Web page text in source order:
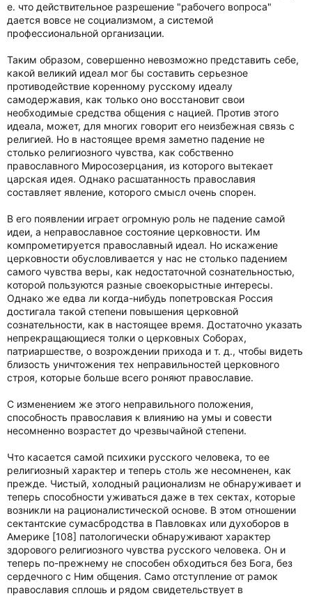
е. что действительное разрешение "рабочего вопроса"
дается вовсе не социализмом, а системой
профессиональной организации.
Таким образом, совершенно невозможно представить себе,
какой великий идеал мог бы составить серьезное
противодействие коренному русскому идеалу
самодержавия, как только оно восстановит свои
необходимые средства общения с нацией. Против этого
идеала, может, для многих говорит его неизбежная связь с
религией. Но в настоящее время заметно падение не
столько религиозного чувства, как собственно
православного Миросозерцания, из которого вытекает
царская идея. Однако расшатанность православия
составляет явление, которого смысл очень спорен.
В его появлении играет огромную роль не падение самой
идеи, а неправославное состояние церковности. Им
компрометируется православный идеал. Но искажение
церковности обусловливается у нас не столько падением
самого чувства веры, как недостаточной сознательностью,
которой пользуются разные своекорыстные интересы.
Однако же едва ли когда-нибудь попетровская Россия
достигала такой степени повышения церковной
сознательности, как в настоящее время. Достаточно указать
непрекращающиеся толки о церковных Соборах,
патриаршестве, о возрождении прихода и т. д., чтобы видеть
близость уничтожения тех неправильностей церковного
строя, которые больше всего роняют православие.
С изменением же этого неправильного положения,
способность православия к влиянию на умы и совести
несомненно возрастет до чрезвычайной степени.
Что касается самой психики русского человека, то ее
религиозный характер и теперь столь же несомненен, как
прежде. Чистый, холодный рационализм не обнаруживает и
теперь способности уживаться даже в тех сектах, которые
возникли на рационалистической основе. В этом отношении
сектантские сумасбродства в Павловках или духоборов в
Америке [108] патологически обнаруживают характер
здорового религиозного чувства русского человека. Он и
теперь по-прежнему не способен обходиться без Бога, без
сердечного с Ним общения. Само отступление от рамок
православия сплошь и рядом свидетельствует в